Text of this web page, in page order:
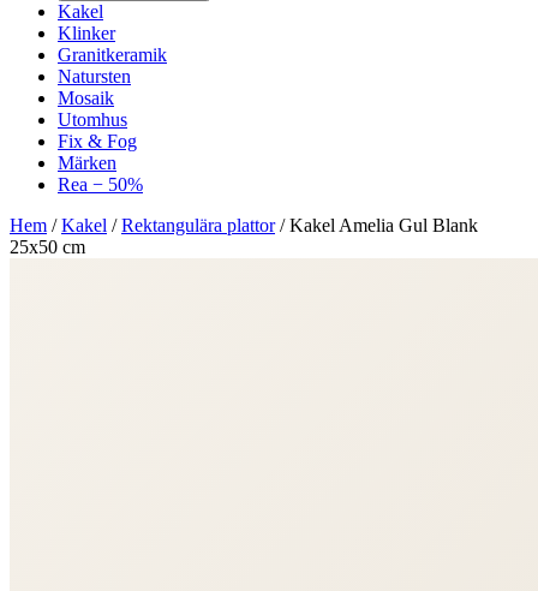
Kakel
Klinker
Granitkeramik
Natursten
Mosaik
Utomhus
Fix & Fog
Märken
Rea − 50%
Hem /Kakel /Rektangulära plattor/Kakel Amelia Gul Blank
25x50 cm